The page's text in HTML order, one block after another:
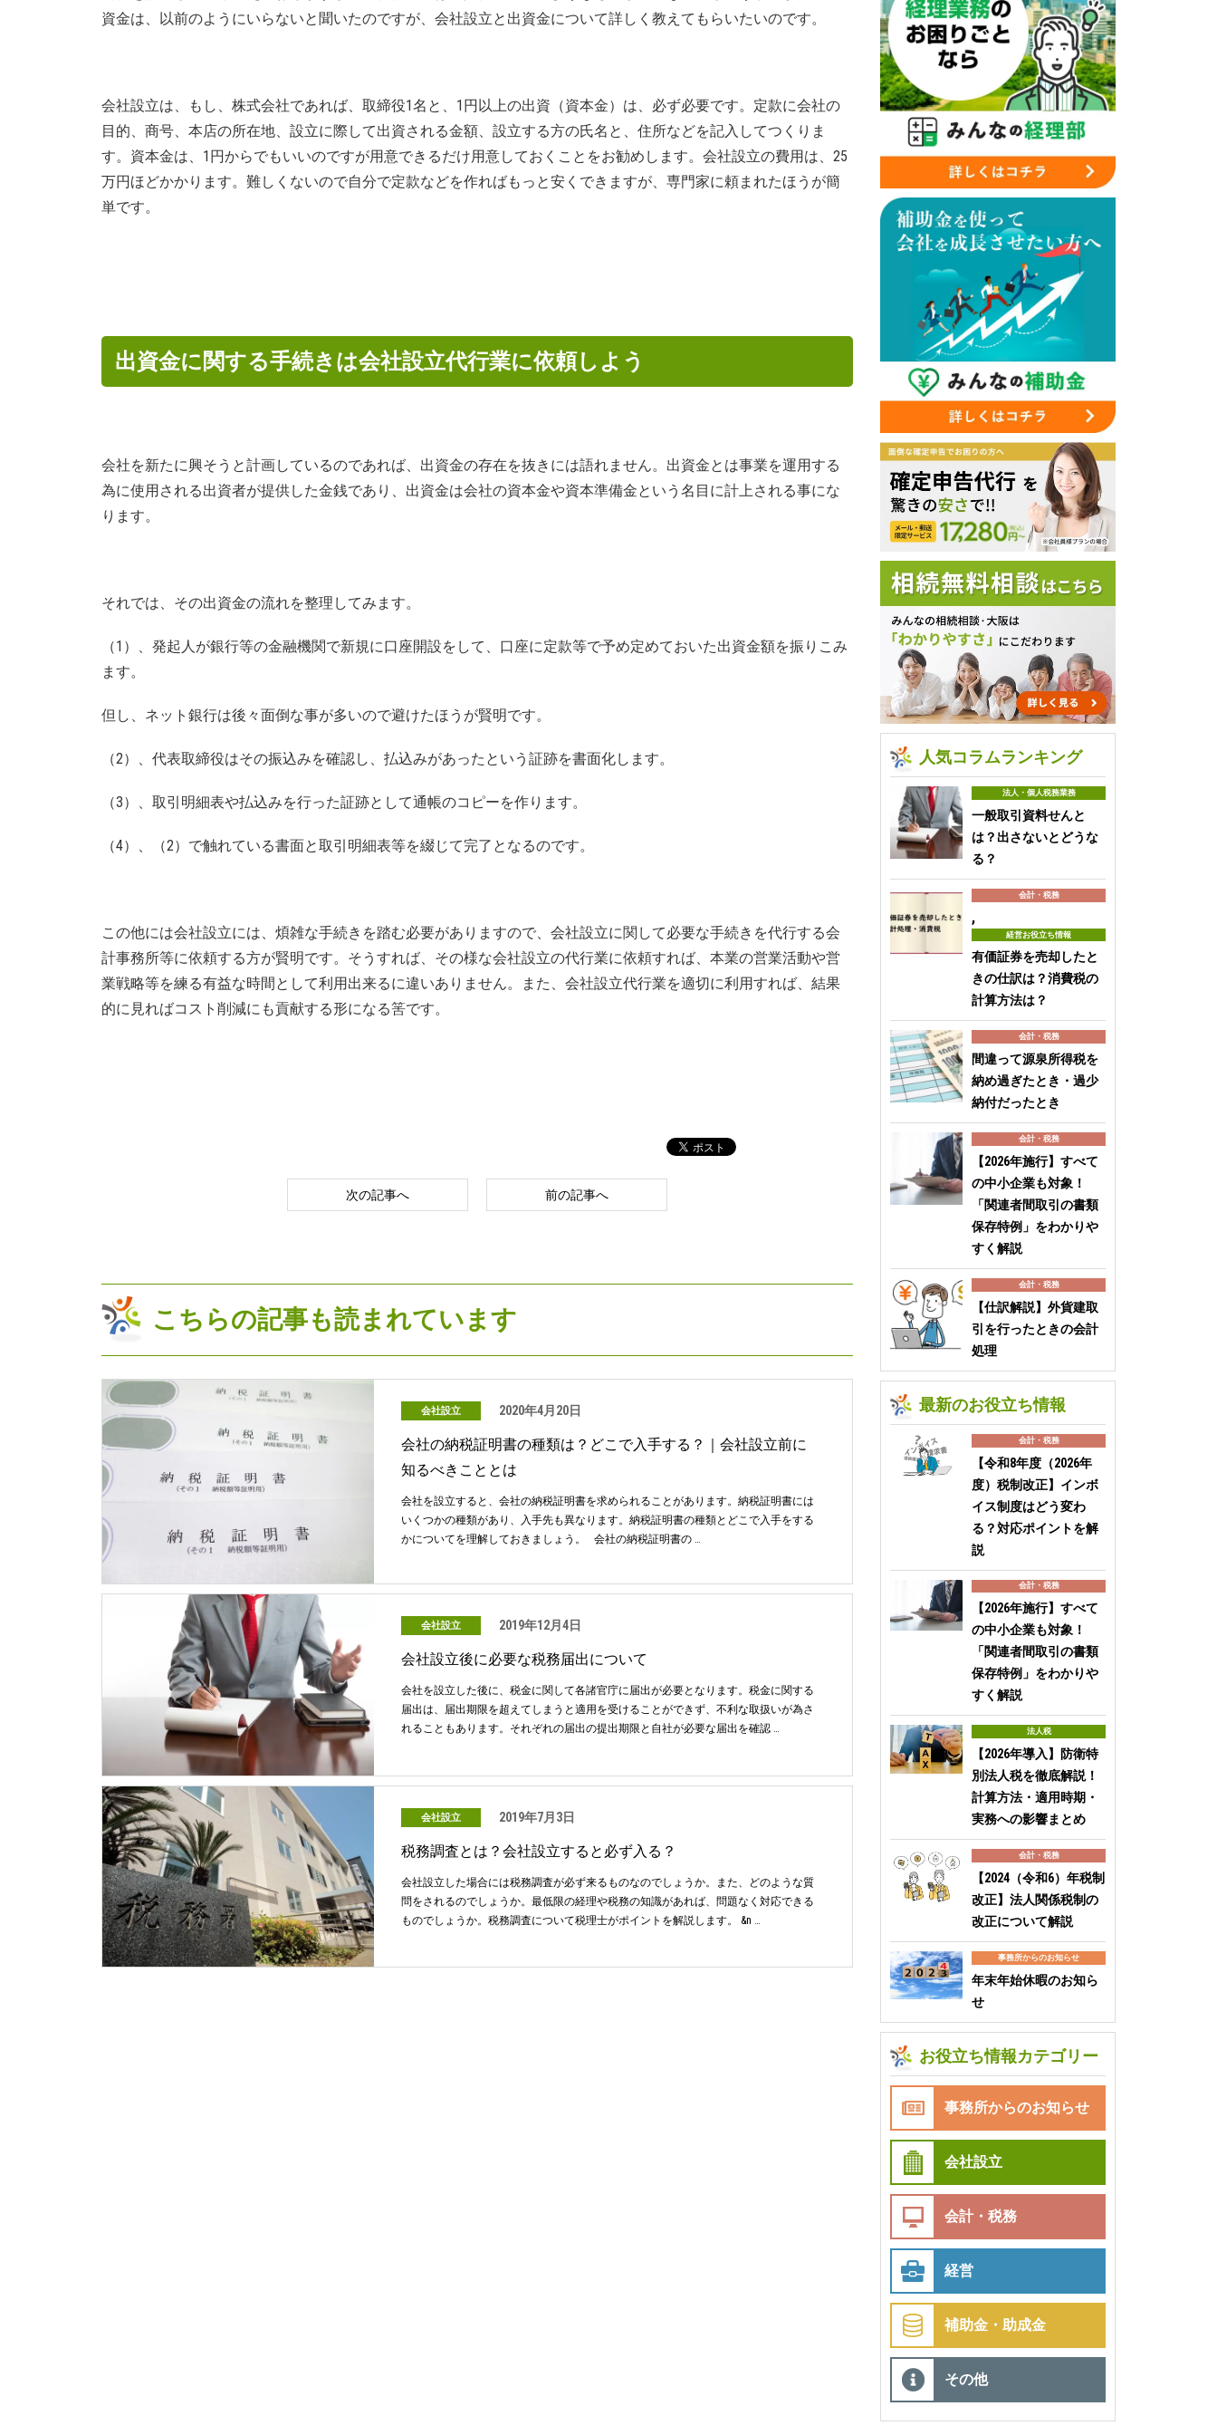
資金は、以前のようにいらないと聞いたのですが、会社設立と出資金について詳しく教えてもらいたいのです。
会社設立は、もし、株式会社であれば、取締役1名と、1円以上の出資（資本金）は、必ず必要です。定款に会社の
目的、商号、本店の所在地、設立に際して出資される金額、設立する方の氏名と、住所などを記入してつくりま
す。資本金は、1円からでもいいのですが用意できるだけ用意しておくことをお勧めします。会社設立の費用は、25
万円ほどかかります。難しくないので自分で定款などを作ればもっと安くできますが、専門家に頼まれたほうが簡
単です。
出資金に関する手続きは会社設立代行業に依頼しよう
会社を新たに興そうと計画しているのであれば、出資金の存在を抜きには語れません。出資金とは事業を運用する
為に使用される出資者が提供した金銭であり、出資金は会社の資本金や資本準備金という名目に計上される事にな
ります。
それでは、その出資金の流れを整理してみます。
（1）、発起人が銀行等の金融機関で新規に口座開設をして、口座に定款等で予め定めておいた出資金額を振りこみ
ます。
但し、ネット銀行は後々面倒な事が多いので避けたほうが賢明です。
（2）、代表取締役はその振込みを確認し、払込みがあったという証跡を書面化します。
（3）、取引明細表や払込みを行った証跡として通帳のコピーを作ります。
（4）、（2）で触れている書面と取引明細表等を綴じて完了となるのです。
この他には会社設立には、煩雑な手続きを踏む必要がありますので、会社設立に関して必要な手続きを代行する会
計事務所等に依頼する方が賢明です。そうすれば、その様な会社設立の代行業に依頼すれば、本業の営業活動や営
業戦略等を練る有益な時間として利用出来るに違いありません。また、会社設立代行業を適切に利用すれば、結果
的に見ればコスト削減にも貢献する形になる筈です。
次の記事へ 前の記事へ
こちらの記事も読まれています
会社設立 2020年4月20日
会社の納税証明書の種類は？どこで入手する？｜会社設立前に
知るべきこととは
会社を設立すると、会社の納税証明書を求められることがあります。納税証明書には
いくつかの種類があり、入手先も異なります。納税証明書の種類とどこで入手をする
かについてを理解しておきましょう。 会社の納税証明書の …
会社設立 2019年12月4日
会社設立後に必要な税務届出について
会社を設立した後に、税金に関して各諸官庁に届出が必要となります。税金に関する
届出は、届出期限を超えてしまうと適用を受けることができず、不利な取扱いが為さ
れることもあります。それぞれの届出の提出期限と自社が必要な届出を確認 …
会社設立 2019年7月3日
税務調査とは？会社設立すると必ず入る？
会社設立した場合には税務調査が必ず来るものなのでしょうか。また、どのような質
問をされるのでしょうか。最低限の経理や税務の知識があれば、問題なく対応できる
ものでしょうか。税務調査について税理士がポイントを解説します。 &n …
人気コラムランキング
法人・個人税務業務
一般取引資料せんと
は？出さないとどうな
る？
会計・税務
,
経営お役立ち情報
有価証券を売却したと
きの仕訳は？消費税の
計算方法は？
会計・税務
間違って源泉所得税を
納め過ぎたとき・過少
納付だったとき
会計・税務
【2026年施行】すべて
の中小企業も対象！
「関連者間取引の書類
保存特例」をわかりや
すく解説
会計・税務
【仕訳解説】外貨建取
引を行ったときの会計
処理
最新のお役立ち情報
会計・税務
【令和8年度（2026年
度）税制改正】インボ
イス制度はどう変わ
る？対応ポイントを解
説
会計・税務
【2026年施行】すべて
の中小企業も対象！
「関連者間取引の書類
保存特例」をわかりや
すく解説
法人税
【2026年導入】防衛特
別法人税を徹底解説！
計算方法・適用時期・
実務への影響まとめ
会計・税務
【2024（令和6）年税制
改正】法人関係税制の
改正について解説
事務所からのお知らせ
年末年始休暇のお知ら
せ
お役立ち情報カテゴリー
事務所からのお知らせ
会社設立
会計・税務
経営
補助金・助成金
その他